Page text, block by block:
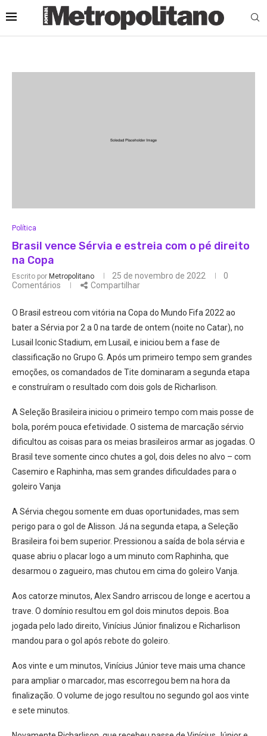
Política
Brasil vence Sérvia e estreia com o pé direito
na Copa
Escrito por Metropolitano 25 de novembro de 2022
0
Comentários
Compartilhar
O Brasil estreou com vitória na Copa do Mundo Fifa 2022 ao
bater a Sérvia por 2 a 0 na tarde de ontem (noite no Catar), no
Lusail Iconic Stadium, em Lusail, e iniciou bem a fase de
classificação no Grupo G. Após um primeiro tempo sem grandes
emoções, os comandados de Tite dominaram a segunda etapa
e construíram o resultado com dois gols de Richarlison.
A Seleção Brasileira iniciou o primeiro tempo com mais posse de
bola, porém pouca efetividade. O sistema de marcação sérvio
dificultou as coisas para os meias brasileiros armar as jogadas. O
Brasil teve somente cinco chutes a gol, dois deles no alvo – com
Casemiro e Raphinha, mas sem grandes dificuldades para o
goleiro Vanja
A Sérvia chegou somente em duas oportunidades, mas sem
perigo para o gol de Alisson. Já na segunda etapa, a Seleção
Brasileira foi bem superior. Pressionou a saída de bola sérvia e
quase abriu o placar logo a um minuto com Raphinha, que
desarmou o zagueiro, mas chutou em cima do goleiro Vanja.
Aos catorze minutos, Alex Sandro arriscou de longe e acertou a
trave. O domínio resultou em gol dois minutos depois. Boa
jogada pelo lado direito, Vinícius Júnior finalizou e Richarlison
mandou para o gol após rebote do goleiro.
Aos vinte e um minutos, Vinícius Júnior teve mais uma chance
para ampliar o marcador, mas escorregou bem na hora da
finalização. O volume de jogo resultou no segundo gol aos vinte
e sete minutos.